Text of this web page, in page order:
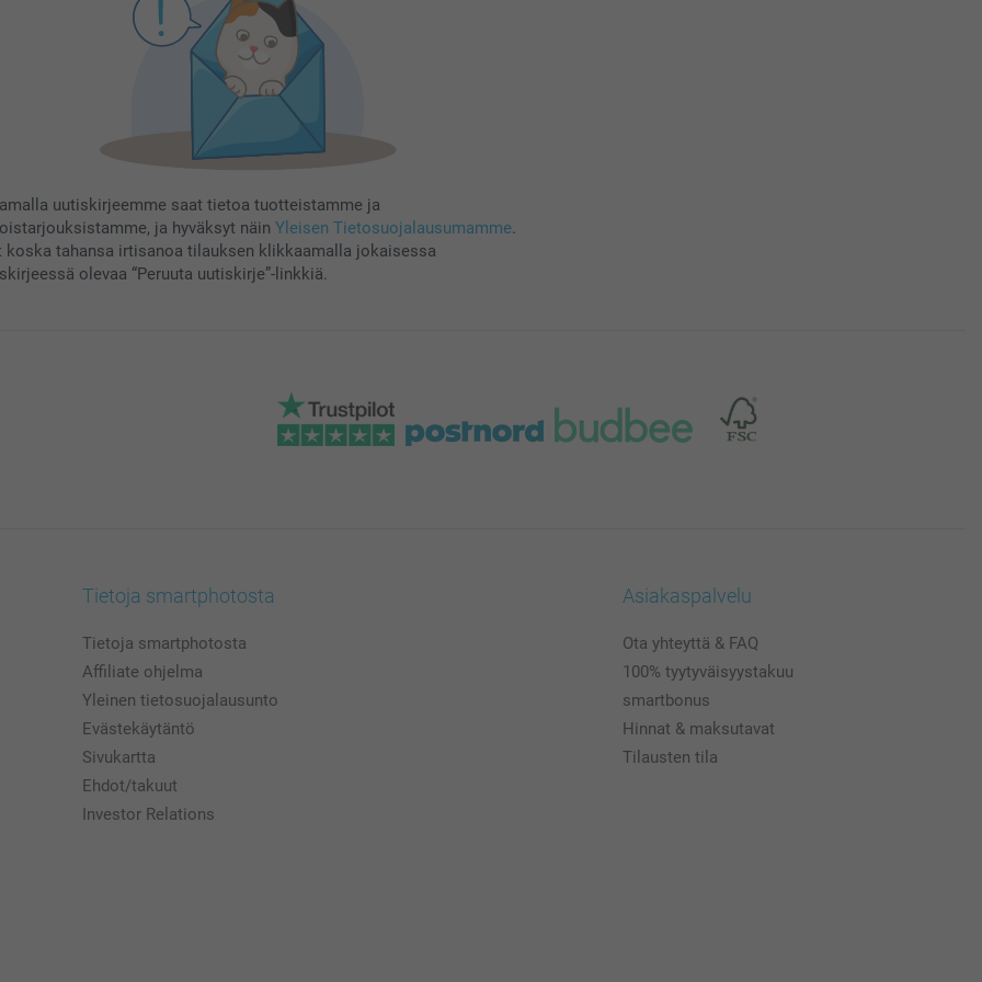
uutiskirjeemme saat tietoa tuotteistamme ja
ja hyväksyt näin Yleisen Tietosuojalausumamme.
koska tahansa irtisanoa tilauksen klikkaamalla jokaisessa
olevaa “Peruuta uutiskirje”-linkkiä.
Tietoja smartphotosta
Tietoja smartphotosta
Affiliate ohjelma
Yleinen tietosuojalausunto
Evästekäytäntö
Sivukartta
Ehdot/takuut
Investor Relations
Asiakaspalvelu
Ota yhteyttä & FAQ
100% tyytyväisyystakuu
smartbonus
Hinnat & maksutavat
Tilausten tila